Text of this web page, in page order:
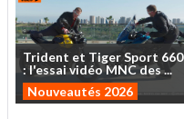
Trident et TigerSport 660
: l'essaividéoMNCdes...
Nouveautés 2026